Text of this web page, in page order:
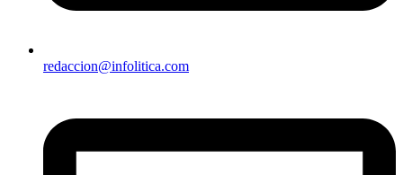
redaccion@infolitica.com